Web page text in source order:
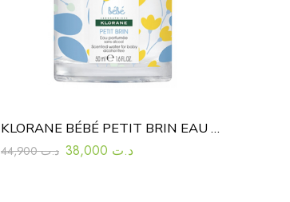
KLORANE BÉBÉ PETIT BRIN EAU PARFUMÉE 50 ML
د.ت44,900 د.ت